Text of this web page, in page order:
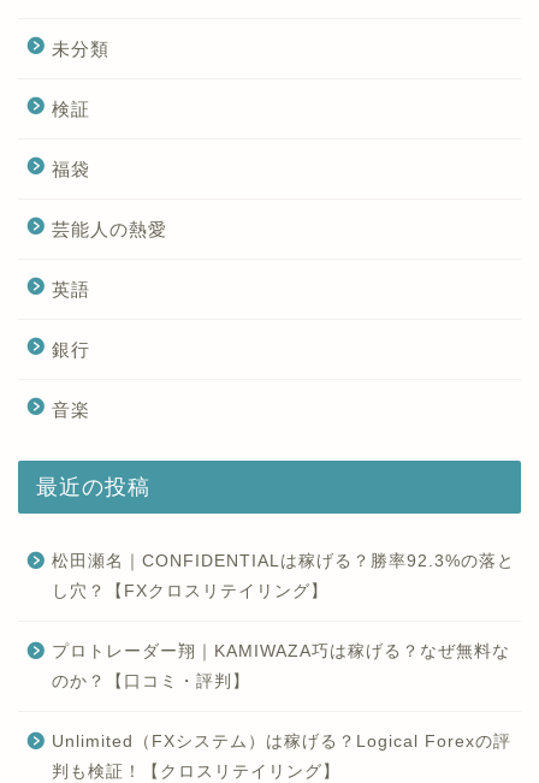
未分類
検証
福袋
芸能人の熱愛
英語
銀行
音楽
最近の投稿
松田瀬名｜CONFIDENTIALは稼げる？勝率92.3%の落と
し穴？【FXクロスリテイリング】
プロトレーダー翔｜KAMIWAZA巧は稼げる？なぜ無料な
のか？【口コミ・評判】
Unlimited（FXシステム）は稼げる？Logical Forexの評
判も検証！【クロスリテイリング】